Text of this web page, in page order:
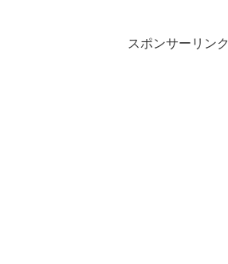
スポンサーリンク